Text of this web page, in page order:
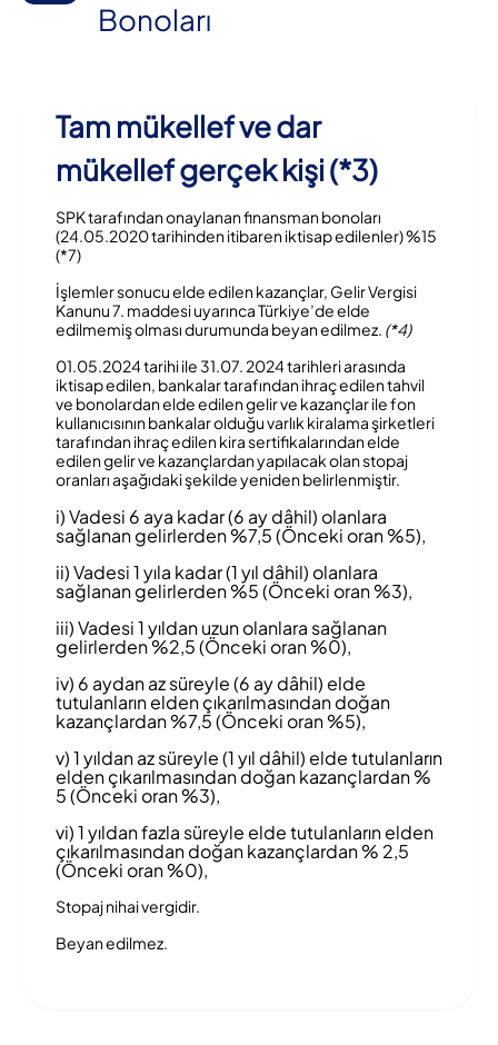
Bonoları
Tam mükellef ve dar
mükellef gerçek kişi (*3)
SPK tarafından onaylanan finansman bonoları
(24.05.2020 tarihinden itibaren iktisap edilenler) %15
(*7)
İşlemler sonucu elde edilen kazançlar, Gelir Vergisi
Kanunu 7. maddesi uyarınca Türkiye’de elde
edilmemiş olması durumunda beyan edilmez. (*4)
01.05.2024 tarihi ile 31.07. 2024 tarihleri arasında
iktisap edilen, bankalar tarafından ihraç edilen tahvil
ve bonolardan elde edilen gelir ve kazançlar ile fon
kullanıcısının bankalar olduğu varlık kiralama şirketleri
tarafından ihraç edilen kira sertifikalarından elde
edilen gelir ve kazançlardan yapılacak olan stopaj
oranları aşağıdaki şekilde yeniden belirlenmiştir.
i) Vadesi 6 aya kadar (6 ay dâhil) olanlara
sağlanan gelirlerden %7,5 (Önceki oran %5),
ii) Vadesi 1 yıla kadar (1 yıl dâhil) olanlara
sağlanan gelirlerden %5 (Önceki oran %3),
iii) Vadesi 1 yıldan uzun olanlara sağlanan
gelirlerden %2,5 (Önceki oran %0),
iv) 6 aydan az süreyle (6 ay dâhil) elde
tutulanların elden çıkarılmasından doğan
kazançlardan %7,5 (Önceki oran %5),
v) 1 yıldan az süreyle (1 yıl dâhil) elde tutulanların
elden çıkarılmasından doğan kazançlardan %
5 (Önceki oran %3),
vi) 1 yıldan fazla süreyle elde tutulanların elden
çıkarılmasından doğan kazançlardan % 2,5
(Önceki oran %0),
Stopaj nihai vergidir.
Beyan edilmez.